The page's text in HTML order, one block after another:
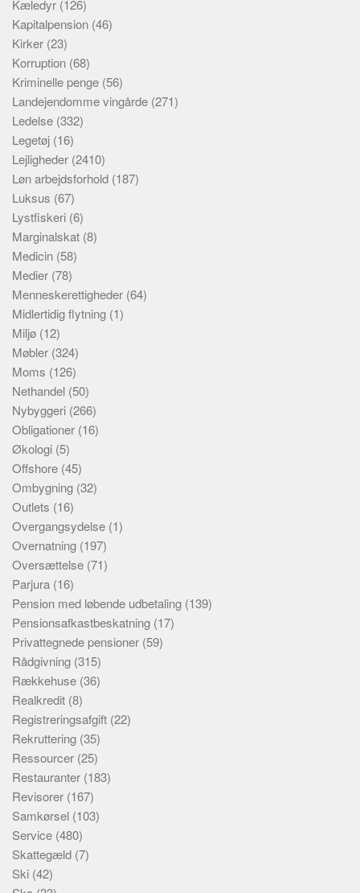
Kæledyr (126)
Kapitalpension (46)
Kirker (23)
Korruption (68)
Kriminelle penge (56)
Landejendomme vingårde (271)
Ledelse (332)
Legetøj (16)
Lejligheder (2410)
Løn arbejdsforhold (187)
Luksus (67)
Lystfiskeri (6)
Marginalskat (8)
Medicin (58)
Medier (78)
Menneskerettigheder (64)
Midlertidig flytning (1)
Miljø (12)
Møbler (324)
Moms (126)
Nethandel (50)
Nybyggeri (266)
Obligationer (16)
Økologi (5)
Offshore (45)
Ombygning (32)
Outlets (16)
Overgangsydelse (1)
Overnatning (197)
Oversættelse (71)
Parjura (16)
Pension med løbende udbetaling (139)
Pensionsafkastbeskatning (17)
Privattegnede pensioner (59)
Rådgivning (315)
Rækkehuse (36)
Realkredit (8)
Registreringsafgift (22)
Rekruttering (35)
Ressourcer (25)
Restauranter (183)
Revisorer (167)
Samkørsel (103)
Service (480)
Skattegæld (7)
Ski (42)